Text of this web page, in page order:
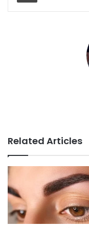
Related Articles